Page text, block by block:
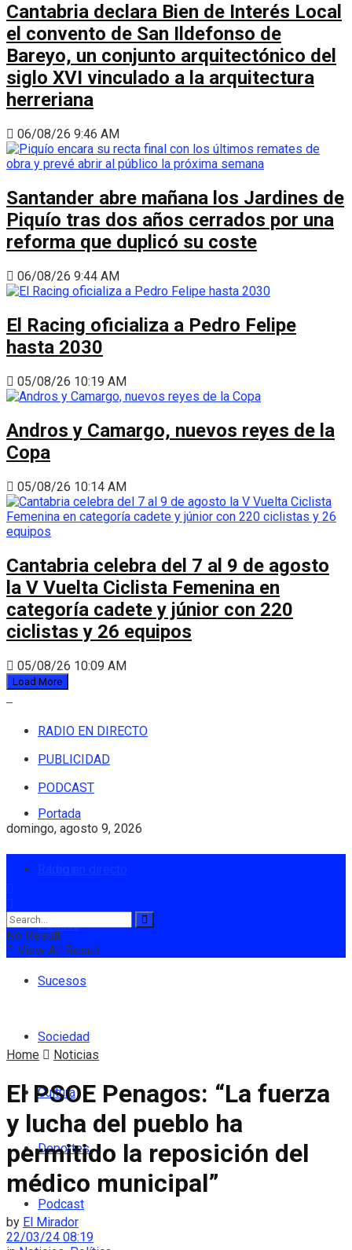
Cantabria declara Bien de Interés Local
el convento de San Ildefonso de
Bareyo, un conjunto arquitectónico del
siglo XVI vinculado a la arquitectura
herreriana
06/08/26 9:46 AM
Santander abre mañana los Jardines de
Piquío tras dos años cerrados por una
reforma que duplicó su coste
06/08/26 9:44 AM
El Racing oficializa a Pedro Felipe
hasta 2030
05/08/26 10:19 AM
Andros y Camargo, nuevos reyes de la
Copa
05/08/26 10:14 AM
Cantabria celebra del 7 al 9 de agosto
la V Vuelta Ciclista Femenina en
categoría cadete y júnior con 220
ciclistas y 26 equipos
05/08/26 10:09 AM
Load More
RADIO EN DIRECTO
PUBLICIDAD
PODCAST
domingo, agosto 9, 2026
Portada
Política
Sucesos
Sociedad
Cultura
Deportes
Podcast
No Result
View All Result
Home Noticias
El PSOE Penagos: “La fuerza
y lucha del pueblo ha
permitido la reposición del
médico municipal”
by El Mirador
22/03/24 08:19